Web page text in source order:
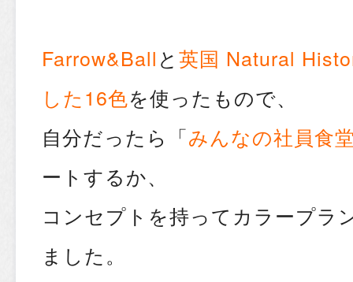
Farrow&Ballと英国 Natural
した16色を使ったもので、
自分だったら「みんなの社員食
ートするか、
コンセプトを持ってカラープラ
ました。